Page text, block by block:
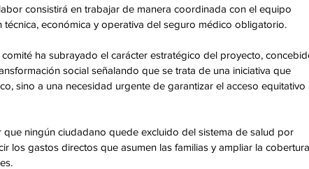
consistirá en trabajar de manera coordinada con el equipo
técnica, económica y operativa del seguro médico obligatorio.
ha subrayado el carácter estratégico del proyecto,
social señalando que se trata de una iniciativa que
sino a una necesidad urgente de garantizar el acceso equitativo
ningún ciudadano quede excluido del sistema de salud por
los gastos directos que asumen las familias y ampliar la cobertura